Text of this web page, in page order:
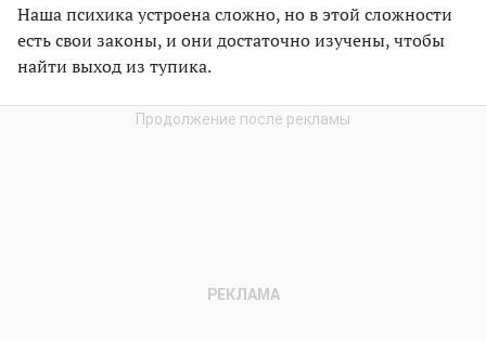
Наша психика устроена сложно, но в этой сложности
есть свои законы, и они достаточно изучены, чтобы
найти выход из тупика.